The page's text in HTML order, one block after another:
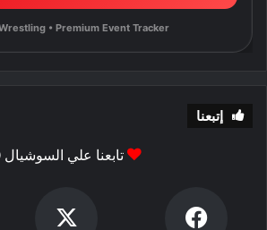
• Premium Event Tracker
إتبعنا
تابعنا علي السوشيال